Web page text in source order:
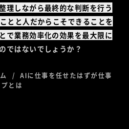
理しながら最終的な判断を行う
とと人だからこそできることを
で業務効率化の効果を最大限に
のではないでしょうか？
AIに仕事を任せたはずが仕事
とは